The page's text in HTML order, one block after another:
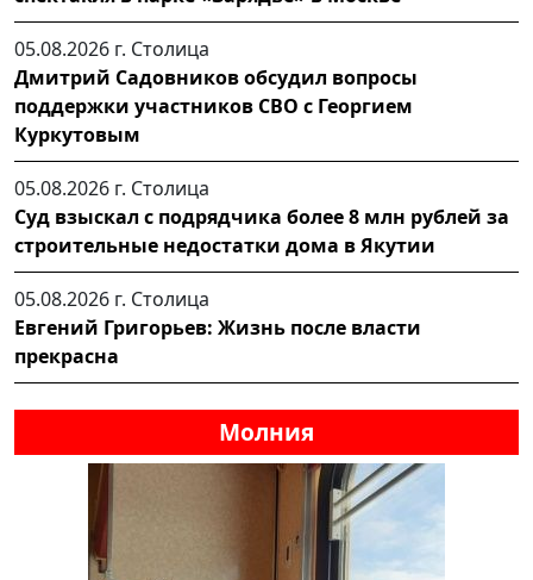
05.08.2026 г. Столица
Дмитрий Садовников обсудил вопросы
поддержки участников СВО с Георгием
Куркутовым
05.08.2026 г. Столица
Суд взыскал с подрядчика более 8 млн рублей за
строительные недостатки дома в Якутии
05.08.2026 г. Столица
Евгений Григорьев: Жизнь после власти
прекрасна
Молния